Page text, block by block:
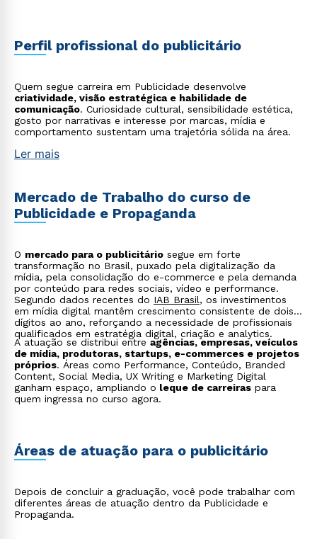
Perfil profissional do publicitário
Quem segue carreira em Publicidade desenvolve
criatividade, visão estratégica e habilidade de
comunicação. Curiosidade cultural, sensibilidade estética,
gosto por narrativas e interesse por marcas, mídia e
comportamento sustentam uma trajetória sólida na área.
Ler mais
Mercado de Trabalho do curso de
Publicidade e Propaganda
O mercado para o publicitário segue em forte
transformação no Brasil, puxado pela digitalização da
mídia, pela consolidação do e-commerce e pela demanda
por conteúdo para redes sociais, vídeo e performance.
Segundo dados recentes do IAB Brasil, os investimentos
em mídia digital mantêm crescimento consistente de dois
dígitos ao ano, reforçando a necessidade de profissionais
qualificados em estratégia digital, criação e analytics.
A atuação se distribui entre agências, empresas, veículos
de mídia, produtoras, startups, e-commerces e projetos
próprios. Áreas como Performance, Conteúdo, Branded
Content, Social Media, UX Writing e Marketing Digital
ganham espaço, ampliando o leque de carreiras para
quem ingressa no curso agora.
Áreas de atuação para o publicitário
Depois de concluir a graduação, você pode trabalhar com
diferentes áreas de atuação dentro da Publicidade e
Propaganda.